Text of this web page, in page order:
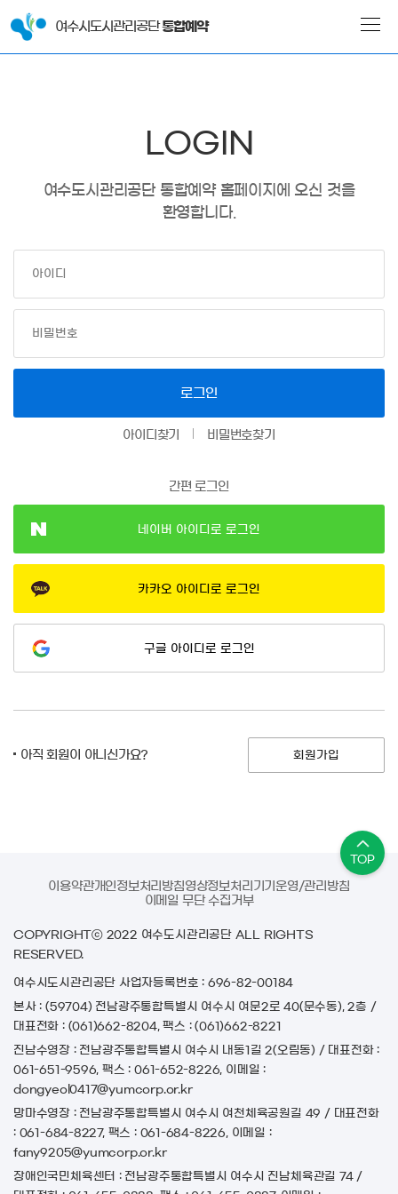
여수시도시관리공단통합예약
LOGIN
여수도시관리공단 통합예약 홈페이지에 오신 것을
환영합니다.
로그인
아이디찾기 비밀번호찾기
간편 로그인
네이버 아이디로 로그인
카카오 아이디로 로그인
구글 아이디로 로그인
아직 회원이 아니신가요? 회원가입
TOP
이용약관개인정보처리방침영상정보처리기기운영/관리방침
이메일 무단 수집거부
COPYRIGHTⓒ 2022 여수도시관리공단 ALL RIGHTS
RESERVED.
여수시도시관리공단 사업자등록번호 : 696-82-00184
본사 : (59704) 전남광주통합특별시 여수시 여문2로 40(문수동), 2층 /
대표전화 : (061)662-8204, 팩스 : (061)662-8221
진남수영장 : 전남광주통합특별시 여수시 내동1길 2(오림동) / 대표전화 :
061-651-9596, 팩스 : 061-652-8226, 이메일 :
dongyeol0417@yumcorp.or.kr
망마수영장 : 전남광주통합특별시 여수시 여천체육공원길 49 / 대표전화
: 061-684-8227, 팩스 : 061-684-8226, 이메일 :
fany9205@yumcorp.or.kr
장애인국민체육센터 : 전남광주통합특별시 여수시 진남체육관길 74 /